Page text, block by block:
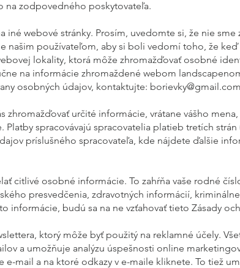
na zodpovedného poskytovateľa.
iné webové stránky. Prosím, uvedomte si, že nie
používateľom, aby si boli vedomí toho, že keď
lokality, ktorá môže zhromažďovať osobné
na informácie zhromaždené webom
osobných údajov, kontaktujte: borievky@gmail.com
určité informácie, vrátane vášho
spracovávajú spracovatelia platieb tretích strán
príslušného spracovateľa, kde nájdete ďalšie
citlivé osobné informácie. To zahŕňa vaše rodné
presvedčenia, zdravotných informácií,
budú sa na ne vzťahovať tieto Zásady
ktorý môže byť použitý na reklamné účely.
a umožňuje analýzu úspešnosti online
mail a na ktoré odkazy v e-maile kliknete. To tiež